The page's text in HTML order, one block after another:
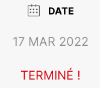
DATE
17 MAR 2022
TERMINÉ !